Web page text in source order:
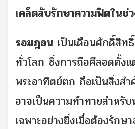
เคล็ดลับรักษาความฟิตในช่
รอมฎอน เป็นเดือนศักดิ์สิท
ทั่วโลก ซึ่งการถือศีลอดตั้ง
พระอาทิตย์ตก ถือเป็นสิ่งส
อาจเป็นความท้าทายสำหรั
เฉพาะอย่างยิ่งเมื่อต้องรักษ